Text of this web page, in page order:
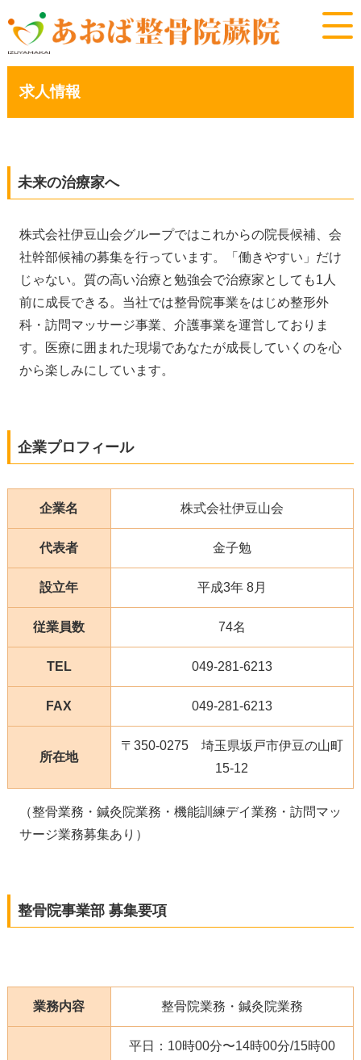
求人情報
未来の治療家へ
株式会社伊豆山会グループではこれからの院長候補、会
社幹部候補の募集を行っています。「働きやすい」だけ
じゃない。質の高い治療と勉強会で治療家としても1人
前に成長できる。当社では整骨院事業をはじめ整形外
科・訪問マッサージ事業、介護事業を運営しておりま
す。医療に囲まれた現場であなたが成長していくのを心
から楽しみにしています。
企業プロフィール
企業名 株式会社伊豆山会
代表者 金子勉
設立年 平成3年 8月
従業員数 74名
TEL 049-281-6213
FAX 049-281-6213
所在地
〒350-0275 埼玉県坂戸市伊豆の山町
15-12
（整骨業務・鍼灸院業務・機能訓練デイ業務・訪問マッ
サージ業務募集あり）
整骨院事業部 募集要項
業務内容 整骨院業務・鍼灸院業務
平日：10時00分〜14時00分/15時00